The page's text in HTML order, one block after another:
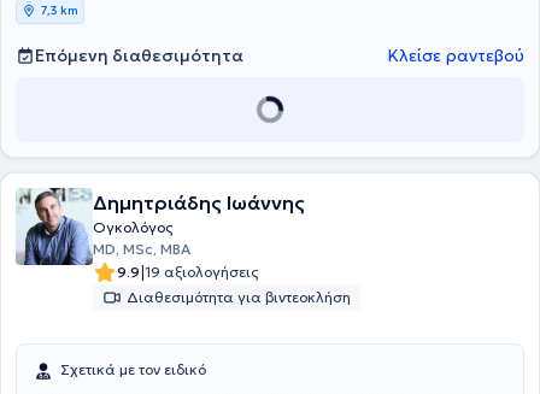
7,3 km
Επόμενη διαθεσιμότητα Κλείσε ραντεβού
Δημητριάδης Ιωάννης
Ογκολόγος
MD, MSc, MBA
9.9|19 αξιολογήσεις
Διαθεσιμότητα για βιντεοκλήση
Σχετικά με τον ειδικό